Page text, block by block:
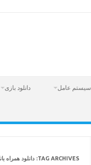
سیستم عامل دانلود بازی
TAG ARCHIVES: دانلود همراه